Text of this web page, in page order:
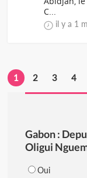
C...
il y a 1
1 2 3 4
Gabon :
Oligui
Oui